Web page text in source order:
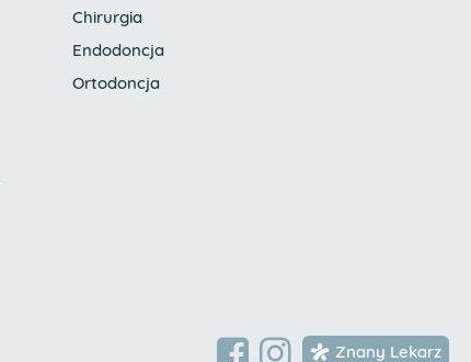
Chirurgia
Endodoncja
Ortodoncja
Znany Lekarz